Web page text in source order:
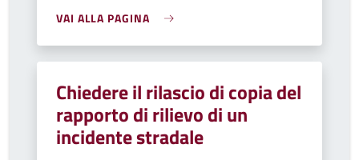
VAI ALLA PAGINA
Chiedere il rilascio di copia del
rapporto di rilievo di un
incidente stradale